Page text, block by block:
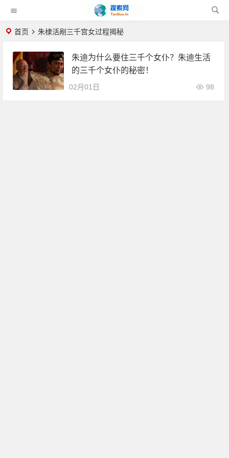
首页 朱棣活剐三千宫女过程揭秘
朱迪为什么要住三千个女仆？朱迪生活
的三千个女仆的秘密！
02月01日 98